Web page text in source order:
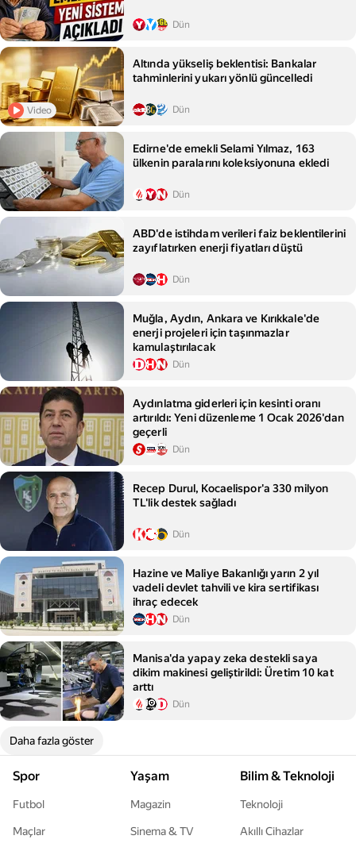
Dün
Video
Altında yükseliş beklentisi: Bankalar
tahminlerini yukarı yönlü güncelledi
Dün
Edirne'de emekli Selami Yılmaz, 163
ülkenin paralarını koleksiyonuna ekledi
Dün
ABD'de istihdam verileri faiz beklentilerini
zayıflatırken enerji fiyatları düştü
Dün
Muğla, Aydın, Ankara ve Kırıkkale'de
enerji projeleri için taşınmazlar
kamulaştırılacak
Dün
Aydınlatma giderleri için kesinti oranı
artırıldı: Yeni düzenleme 1 Ocak 2026'dan
geçerli
Dün
Recep Durul, Kocaelispor'a 330 milyon
TL'lik destek sağladı
Dün
Hazine ve Maliye Bakanlığı yarın 2 yıl
vadeli devlet tahvili ve kira sertifikası
ihraç edecek
Dün
Manisa'da yapay zeka destekli saya
dikim makinesi geliştirildi: Üretim 10 kat
arttı
Dün
Daha fazla göster
Spor
Futbol
Maçlar
Yaşam
Magazin
Sinema & TV
Bilim & Teknoloji
Teknoloji
Akıllı Cihazlar